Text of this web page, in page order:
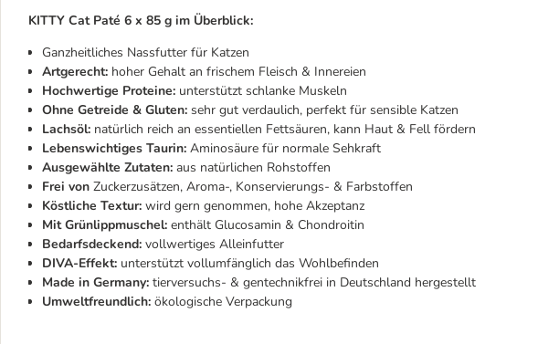
KITTY Cat Paté 6 x 85 g im Überblick:
Ganzheitliches Nassfutter für Katzen
Artgerecht: hoher Gehalt an frischem Fleisch & Innereien
Hochwertige Proteine: unterstützt schlanke Muskeln
Ohne Getreide & Gluten: sehr gut verdaulich, perfekt für sensible Katzen
Lachsöl: natürlich reich an essentiellen Fettsäuren, kann Haut & Fell fördern
Lebenswichtiges Taurin: Aminosäure für normale Sehkraft
Ausgewählte Zutaten: aus natürlichen Rohstoffen
Frei von Zuckerzusätzen, Aroma-, Konservierungs- & Farbstoffen
Köstliche Textur: wird gern genommen, hohe Akzeptanz
Mit Grünlippmuschel: enthält Glucosamin & Chondroitin
Bedarfsdeckend: vollwertiges Alleinfutter
DIVA-Effekt: unterstützt vollumfänglich das Wohlbefinden
Made in Germany: tierversuchs- & gentechnikfrei in Deutschland hergestellt
Umweltfreundlich: ökologische Verpackung